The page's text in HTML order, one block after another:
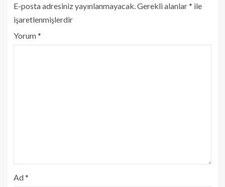
E-posta adresiniz yayınlanmayacak. Gerekli alanlar* ile
işaretlenmişlerdir
Yorum*
Ad*